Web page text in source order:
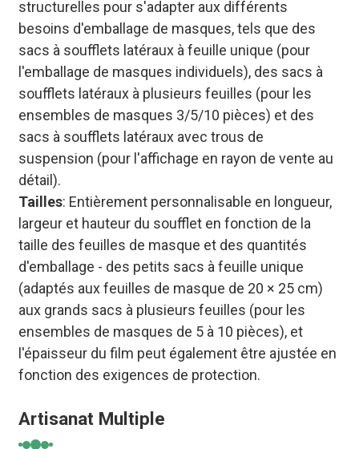
structurelles pour s'adapter aux différents
besoins d'emballage de masques, tels que des
sacs à soufflets latéraux à feuille unique (pour
l'emballage de masques individuels), des sacs à
soufflets latéraux à plusieurs feuilles (pour les
ensembles de masques 3/5/10 pièces) et des
sacs à soufflets latéraux avec trous de
suspension (pour l'affichage en rayon de vente au
détail).
Tailles: Entièrement personnalisable en longueur,
largeur et hauteur du soufflet en fonction de la
taille des feuilles de masque et des quantités
d'emballage - des petits sacs à feuille unique
(adaptés aux feuilles de masque de 20 × 25 cm)
aux grands sacs à plusieurs feuilles (pour les
ensembles de masques de 5 à 10 pièces), et
l'épaisseur du film peut également être ajustée en
fonction des exigences de protection.
Artisanat Multiple